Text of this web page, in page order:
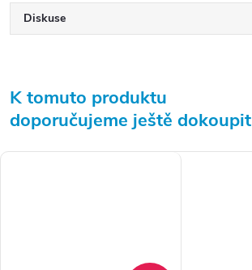
Diskuse
K tomuto produktu
doporučujeme ještě dokoupit